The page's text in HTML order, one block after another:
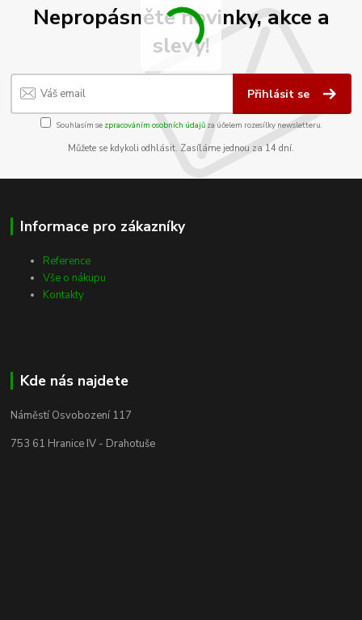
Nepropásněte novinky, akce a
slevy!
Přihlásit se
Souhlasím se zpracováním osobních údajůza účelem rozesílky newsletteru.
Můžete se kdykoli odhlásit. Zasíláme jednou za 14 dní.
Informace pro zákazníky
Reference
Vše o nákupu
Kontakty
Kde nás najdete
Náměstí Osvobození 117
753 61 Hranice IV - Drahotuše